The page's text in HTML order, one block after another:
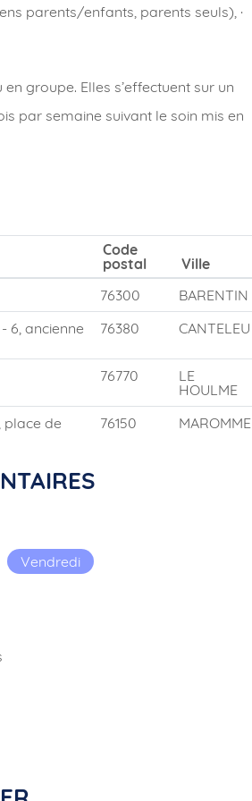
parents/enfants, parents seuls), ·
groupe. Elles s’effectuent sur un
par semaine suivant le soin mis en
Code
postal
Ville
76300
BARENTIN
6, ancienne
76380 CANTELEU
76770
LE
HOULME
place de
76150 MAROMME
Vendredi